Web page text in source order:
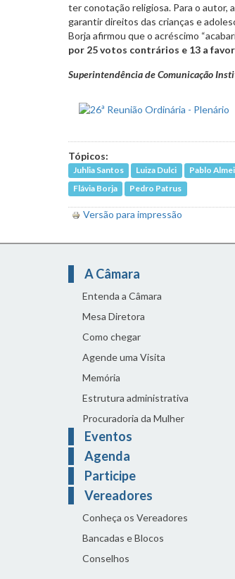
ter conotação religiosa. Para o autor,
garantir direitos das crianças e
Borja afirmou que o acréscimo
por 25 votos contrários e 13 a favor
Superintendência de Comunicação
Tópicos:
Juhlia Santos Luiza Dulci Pablo
Flávia Borja
Pedro Patrus
Versão para impressão
A Câmara
Entenda a Câmara
Mesa Diretora
Como chegar
Agende uma Visita
Memória
Estrutura administrativa
Procuradoria da Mulher
Eventos
Agenda
Participe
Vereadores
Conheça os Vereadores
Bancadas e Blocos
Conselhos